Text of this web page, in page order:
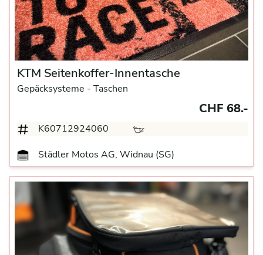
KTM Seitenkoffer-Innentasche
Gepäcksysteme - Taschen
CHF 68.-
K60712924060
Städler Motos AG, Widnau (SG)